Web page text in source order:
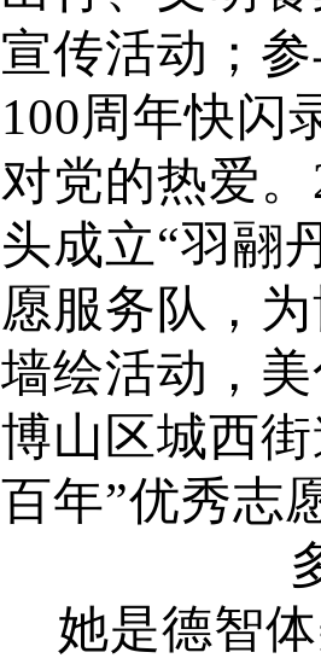
宣传活动；
100周年快闪
对党的热爱
头成立“羽翮
愿服务队，
墙绘活动，
博山区城西
百年”优秀志
她是德智